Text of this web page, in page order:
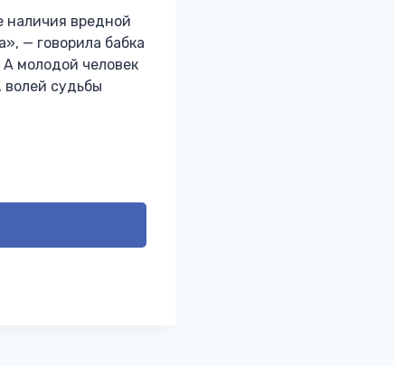
наличия вредной
— говорила бабка
молодой человек
волей судьбы